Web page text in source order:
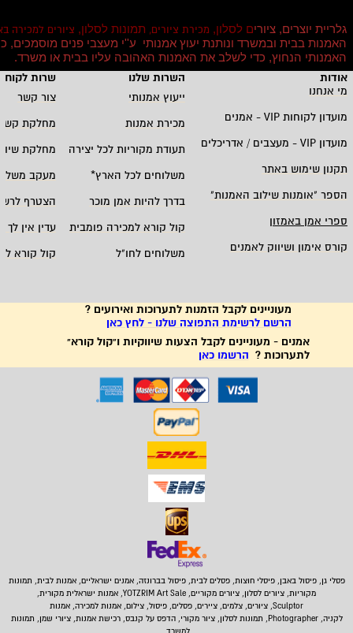
גלריית יוצרים, ציורים לסלון, מכירת ציורים, תמונות לסלון, ציורים למכירה
האמנות בבית ובמשרד ונותנת יעוץ אמנותי ע''י מעצבי פנים מוסמכים,
האמנותי הנחוץ, כדי לשלב את האמנות האהובה עליו בבית או משרד.
פסלי גן, פיסול באבן,פיסלי חוצות, פסלים לבית,פיסול בברונזה, אמנים ישראליים, אמנות לבית, תמונות
מקוריות, ציורים לסלון, ציורים מקוריים, YOTZRIM Art Sale, אמנות ישראלית מקורית,
Sculptor, ציורים, צלמים, ציירים, פסלים, פיסול, צילום, אמנות למכירה, אמנות
לקניה, Photographer, תמונות לסלון, ציור מקורי, הדפס על קנבס, רכישת אמנות, ציורי שמן, תמונות
אודות השרות שלנו
שרות
מי אנחנו
ייעוץ אמנותי
צור קשר
מועדון לקוחותVIP - אמנים מכירת אמנות
מחלקת
מועדון
מעצבים / אדריכלים תעודת מקוריות לכל יצירה
מחלקת
תקנון שימוש באתר
משלוחים לכל הארץ*
מעקב
הספר "אומנות שילוב האמנות" בדרך להיות אמן מוכר
הצטרף
ספרי אמן באמזון
קול קורא למכירה פומבית
עדין אין לך
קורס אימון ושיווק לאמנים
משלוחים לחו"ל קול קורא
מעוניינים לקבל הזמנות לתערוכות ואירועים ?
הרשם לרשימת התפוצה שלנו - לחץ כאן
אמנים - מעוניינים לקבל הצעות שיווקיות ו"קול קורא"
לתערוכות ? הרשמו כאן